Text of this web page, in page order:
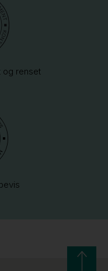
og renset